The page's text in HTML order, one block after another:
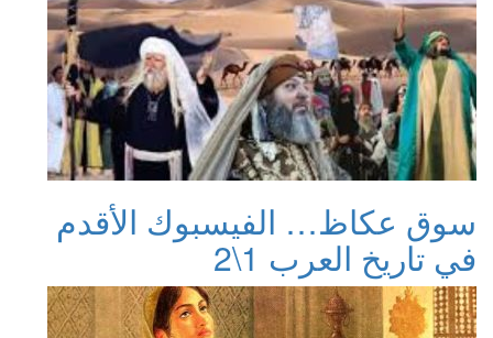
سوق عكاظ… الفيسبوك الأقدم
في تاريخ العرب 1\2